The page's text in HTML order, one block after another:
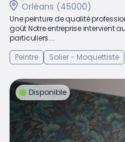
Orléans (45000)
Une peinture de qualité
goût Notre entreprise intervient
particuliers....
Peintre
Solier - Moquettiste
Disponible